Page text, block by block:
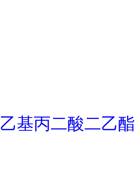
乙基丙二酸二乙酯